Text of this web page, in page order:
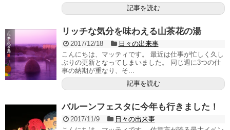
記事を読む
リッチな気分を味わえる山茶花の湯
2017/12/18
日々の出来事
こんにちは、マッティです。 最近は仕事が忙しく久し
ぶりの更新となってしまいました。 同じ週に3つの仕
事の納期が重なり、そ...
記事を読む
バルーンフェスタに今年も行きました！
2017/11/9
日々の出来事